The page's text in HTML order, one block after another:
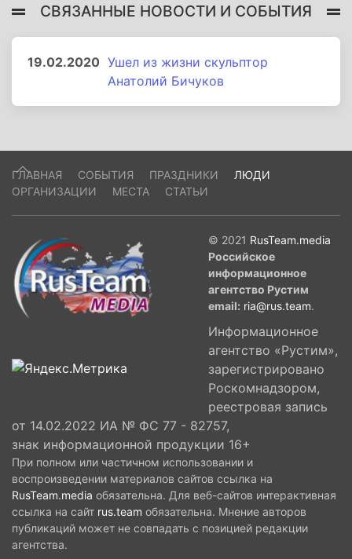
СВЯЗАННЫЕ НОВОСТИ И СОБЫТИЯ
19.02.2020 Ушел из жизни скульптор
Анатолий Бичуков
ГЛАВНАЯ СОБЫТИЯ ПРАЗДНИКИ
ЛЮДИ
ОРГАНИЗАЦИИ
МЕСТА СТАТЬИ
© 2021 RusTeam.media
Российское
информационное
агентство Рустим
email: ria@rus.team.
Информационное
агентство «Рустим»,
зарегистрировано
Роскомнадзором,
реестровая запись
от 14.02.2022 ИА № ФС 77 - 82757,
знак информационной продукции 16+
При полном или частичном использовании и
воспроизведении материалов сайтов ссылка на
RusTeam.media обязательна. Для веб-сайтов интерактивная
ссылка на сайт rus.team обязательна. Мнение авторов
публикаций может не совпадать с позицией редакции
агентства.